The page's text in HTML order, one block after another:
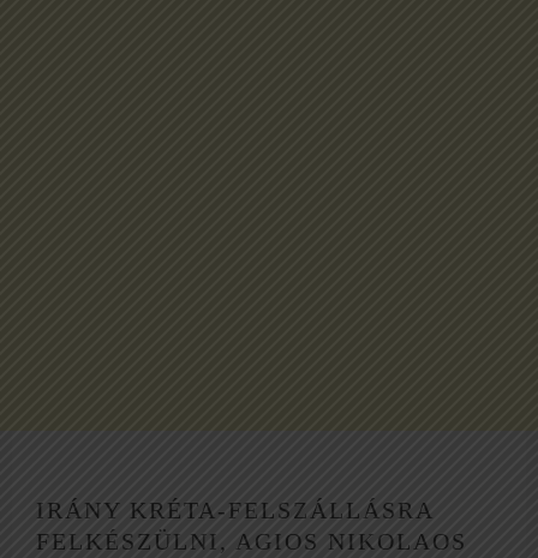
IRÁNY KRÉTA-FELSZÁLLÁSRA
FELKÉSZÜLNI, AGIOS NIKOLAOS